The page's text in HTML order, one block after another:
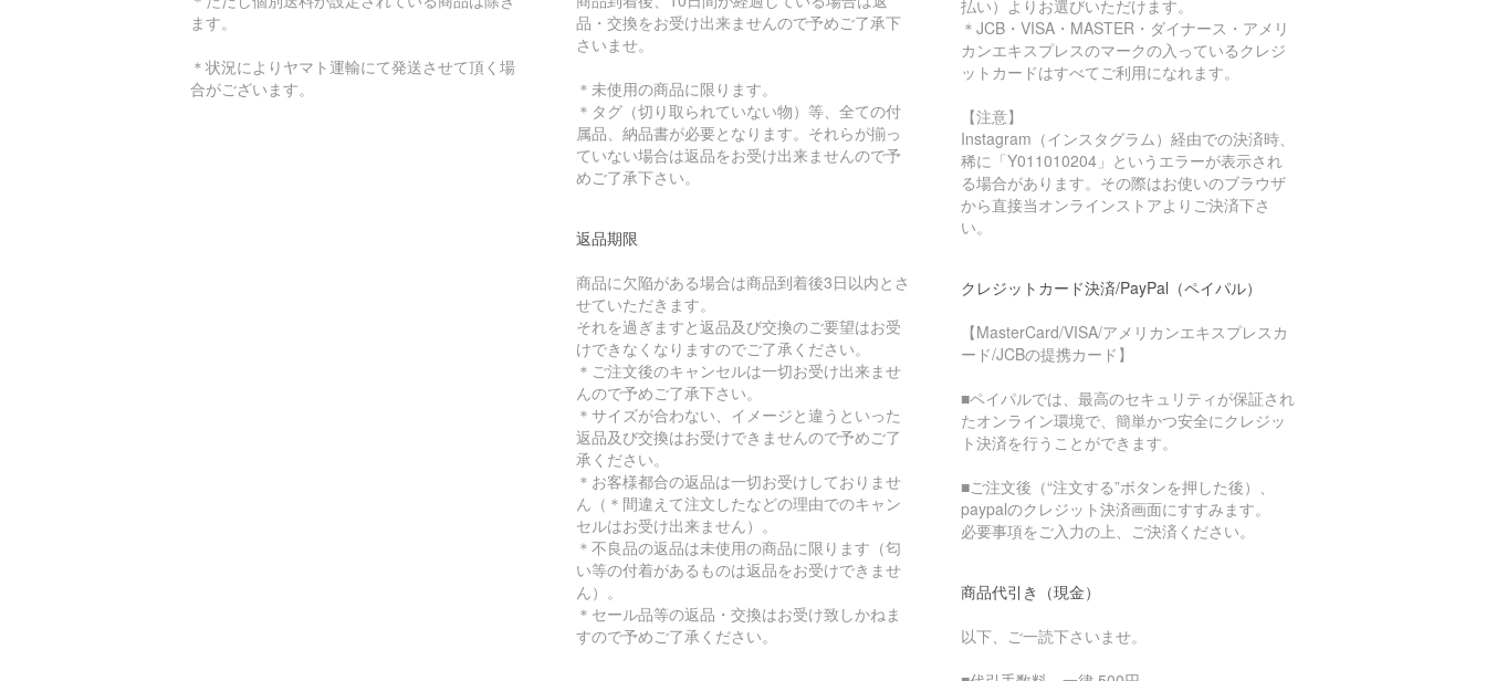
ます。
＊状況によりヤマト運輸にて発送させて頂く場
合がございます。
品・交換をお受け出来ませんので予めご了承下
さいませ。
＊未使用の商品に限ります。
＊タグ（切り取られていない物）等、全ての付
属品、納品書が必要となります。それらが揃っ
ていない場合は返品をお受け出来ませんので予
めご了承下さい。
返品期限
商品に欠陥がある場合は商品到着後3日以内とさ
せていただきます。
それを過ぎますと返品及び交換のご要望はお受
けできなくなりますのでご了承ください。
＊ご注文後のキャンセルは一切お受け出来ませ
んので予めご了承下さい。
＊サイズが合わない、イメージと違うといった
返品及び交換はお受けできませんので予めご了
承ください。
＊お客様都合の返品は一切お受けしておりませ
ん（＊間違えて注文したなどの理由でのキャン
セルはお受け出来ません）。
＊不良品の返品は未使用の商品に限ります（匂
い等の付着があるものは返品をお受けできませ
ん）。
＊セール品等の返品・交換はお受け致しかねま
すので予めご了承ください。
払い）よりお選びいただけます。
＊JCB・VISA・MASTER・ダイナース・アメリ
カンエキスプレスのマークの入っているクレジ
ットカードはすべてご利用になれます。
【注意】
Instagram（インスタグラム）経由での決済時、
稀に「Y011010204」というエラーが表示され
る場合があります。その際はお使いのブラウザ
から直接当オンラインストアよりご決済下さ
い。
クレジットカード決済/PayPal（ペイパル）
【MasterCard/VISA/アメリカンエキスプレスカ
ード/JCBの提携カード】
■ペイパルでは、最高のセキュリティが保証され
たオンライン環境で、簡単かつ安全にクレジッ
ト決済を行うことができます。
■ご注文後（“注文する”ボタンを押した後）、
paypalのクレジット決済画面にすすみます。
必要事項をご入力の上、ご決済ください。
商品代引き（現金）
以下、ご一読下さいませ。